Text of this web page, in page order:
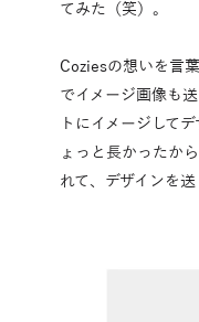
てみた（笑）。
Coziesの想いを言
でイメージ画像も
トにイメージして
ょっと長かったか
れて、デザインを送